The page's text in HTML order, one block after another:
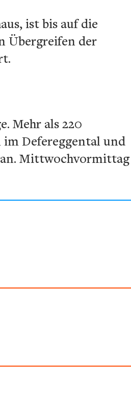
ist bis auf die
Übergreifen der
Mehr als 220
Defereggental und
Mittwochvormittag